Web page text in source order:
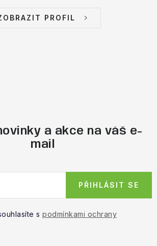
PROFIL
a akce na váš e-
mail
s podmínkami ochrany
PŘIHLÁSIT SE